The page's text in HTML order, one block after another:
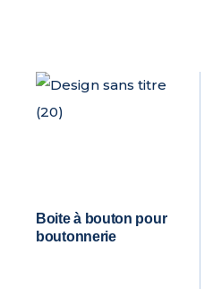
Boite à bouton pour
boutonnerie